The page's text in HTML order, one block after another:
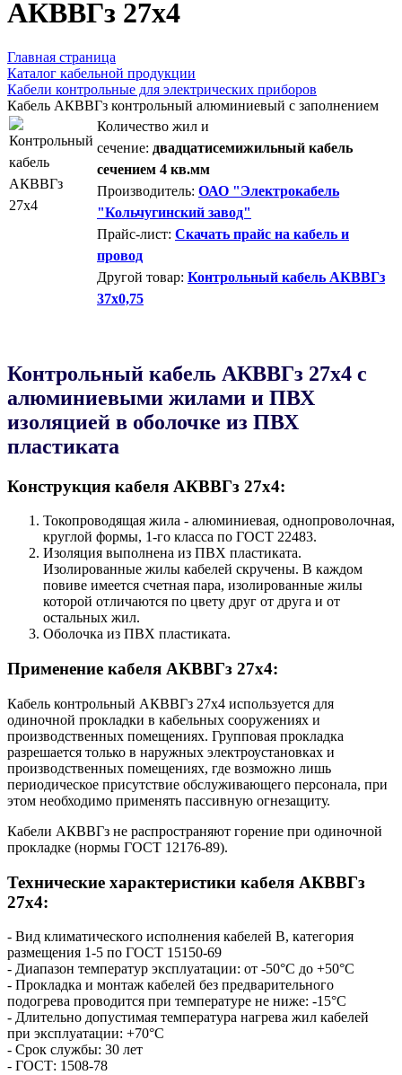
AКВВГз 27х4
Главная страница
Каталог кабельной продукции
Кабели контрольные для электрических приборов
Кабель АКВВГз контрольный алюминиевый с заполнением
Количество жил и
сечение: двадцатисемижильный кабель
сечением 4 кв.мм
Производитель: ОАО "Электрокабель
"Кольчугинский завод"
Прайс-лист: Скачать прайс на кабель и
провод
Другой товар: Контрольный кабель АКВВГз
37х0,75
Контрольный кабель AКВВГз 27х4 с
алюминиевыми жилами и ПВХ
изоляцией в оболочке из ПВХ
пластиката
Конструкция кабеля AКВВГз 27х4:
Токопроводящая жила - алюминиевая, однопроволочная,
круглой формы, 1-го класса по ГОСТ 22483.
Изоляция выполнена из ПВХ пластиката.
Изолированные жилы кабелей скручены. В каждом
повиве имеется счетная пара, изолированные жилы
которой отличаются по цвету друг от друга и от
остальных жил.
Оболочка из ПВХ пластиката.
Применение кабеля AКВВГз 27х4:
Кабель контрольный AКВВГз 27х4 используется для
одиночной прокладки в кабельных сооружениях и
производственных помещениях. Групповая прокладка
разрешается только в наружных электроустановках и
производственных помещениях, где возможно лишь
периодическое присутствие обслуживающего персонала, при
этом необходимо применять пассивную огнезащиту.
Кабели АКВВГз не распространяют горение при одиночной
прокладке (нормы ГОСТ 12176-89).
Технические характеристики кабеля AКВВГз
27х4:
- Вид климатического исполнения кабелей В, категория
размещения 1-5 по ГОСТ 15150-69
- Диапазон температур эксплуатации: от -50°С до +50°С
- Прокладка и монтаж кабелей без предварительного
подогрева проводится при температуре не ниже: -15°С
- Длительно допустимая температура нагрева жил кабелей
при эксплуатации: +70°С
- Срок службы: 30 лет
- ГОСТ: 1508-78